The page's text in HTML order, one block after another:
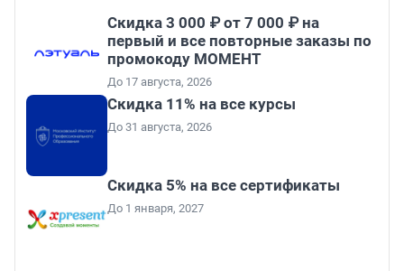
Скидка 3 000 ₽ от 7 000 ₽ на
первый и все повторные заказы по
промокоду МОМЕНТ
До 17 августа, 2026
Скидка 11% на все курсы
До 31 августа, 2026
Скидка 5% на все сертификаты
До 1 января, 2027